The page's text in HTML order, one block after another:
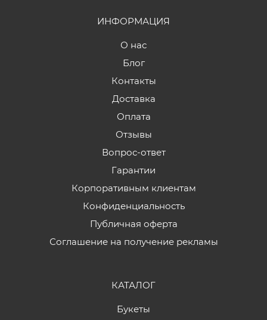
ИНФОРМАЦИЯ
О нас
Блог
Контакты
Доставка
Оплата
Отзывы
Вопрос-ответ
Гарантии
Корпоративным клиентам
Конфиденциальность
Публичная оферта
Соглашение на получение рекламы
КАТАЛОГ
Букеты